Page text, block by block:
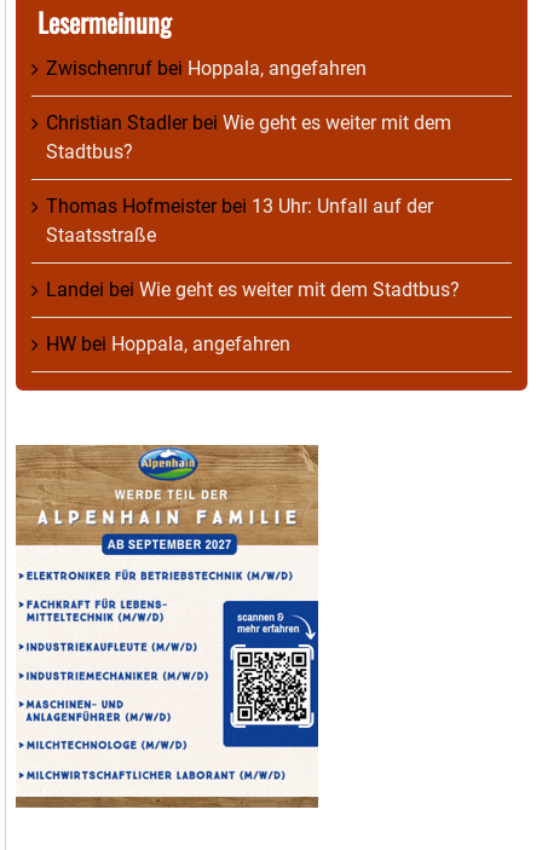
Lesermeinung
Zwischenruf bei Hoppala, angefahren
Christian Stadlerbei Wie geht es weiter mit dem
Stadtbus?
Thomas Hofmeisterbei 13 Uhr: Unfall auf der
Staatsstraße
Landei bei Wie geht es weiter mit dem Stadtbus?
HW bei Hoppala, angefahren